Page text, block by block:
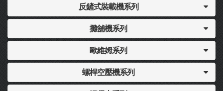
反鏟式裝載機系列
攤舖機系列
歐維姆系列
螺桿空壓機系列